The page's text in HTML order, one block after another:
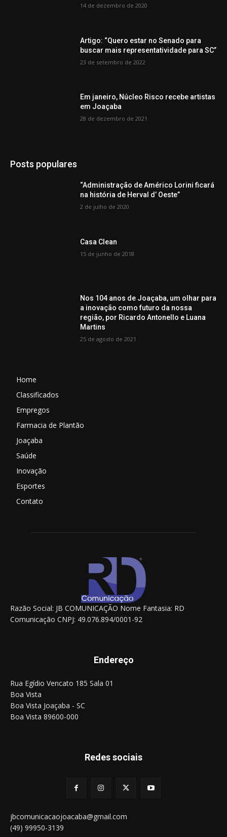
14 de dezembro de 2020
Artigo: “Quero estar no Senado para
buscar mais representatividade para SC”
23 de setembro de 2022
Em janeiro, Núcleo Risco recebe artistas
em Joaçaba
28 de dezembro de 2021
Posts populares
“Administração de Américo Lorini ficará
na história de Herval d’ Oeste”
2 de julho de 2020
Casa Clean
15 de junho de 2018
Nos 104 anos de Joaçaba, um olhar para
a inovação como futuro da nossa
região, por Ricardo Antonello e Luana
Martins
25 de agosto de 2021
Home
Classificados
Empregos
Farmacia de Plantão
Joaçaba
Saúde
Inovação
Esportes
Contato
Razão Social: JB COMUNICAÇÃO Nome Fantasia: RD
Comunicação CNPJ: 49.076.894/0001-92
Endereço
Rua Egídio Vencato 185 Sala 01
Boa Vista
Boa Vista Joaçaba - SC
Boa Vista 89600-000
Redes sociais
jbcomunicacaojoacaba@gmail.com
(49) 99950-3139